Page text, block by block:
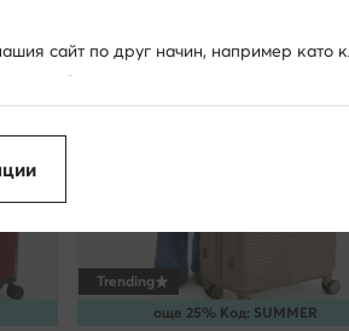
още 25% Код: SUMMER
Trending
сайт по друг начин, например като
това табло, ще позволите на нас и на
и да обработваме
представената ви информация (чието
избора Ви като потребител), освен ако
това.
по-долу и в раздел ""Други опции""
си). Разбира се, можете също